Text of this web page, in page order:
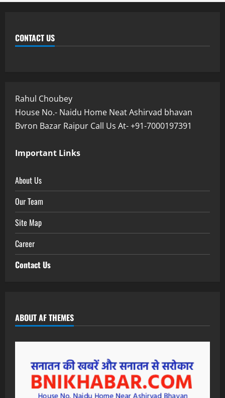
CONTACT US
Rahul Choubey
House No.- Naidu Home Neat Ashirvad bhavan
Bvron Bazar Raipur Call Us At- +91-7000197391
Important Links
About Us
Our Team
Site Map
Career
Contact Us
ABOUT AF THEMES